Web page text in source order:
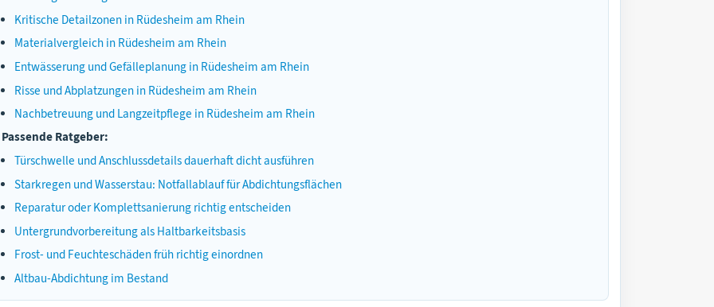
Kritische Detailzonen in Rüdesheim am Rhein
Materialvergleich in Rüdesheim am Rhein
Entwässerung und Gefälleplanung in Rüdesheim am Rhein
Risse und Abplatzungen in Rüdesheim am Rhein
Nachbetreuung und Langzeitpflege in Rüdesheim am Rhein
Passende Ratgeber:
Türschwelle und Anschlussdetails dauerhaft dicht ausführen
Starkregen und Wasserstau: Notfallablauf für Abdichtungsflächen
Reparatur oder Komplettsanierung richtig entscheiden
Untergrundvorbereitung als Haltbarkeitsbasis
Frost- und Feuchteschäden früh richtig einordnen
Altbau-Abdichtung im Bestand